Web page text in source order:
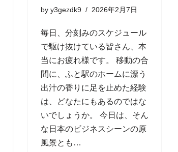
by y3gezdk9 2026年2月7日
毎日、分刻みのスケジュール
で駆け抜けている皆さん、本
当にお疲れ様です。 移動の合
間に、ふと駅のホームに漂う
出汁の香りに足を止めた経験
は、どなたにもあるのではな
いでしょうか。 今日は、そん
な日本のビジネスシーンの原
風景とも…